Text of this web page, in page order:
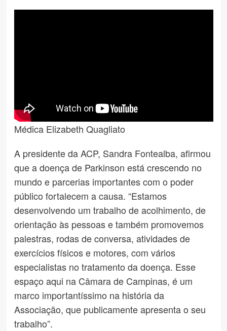
Médica Elizabeth Quagliato
A presidente da ACP, Sandra Fontealba, afirmou
que a doença de Parkinson está crescendo no
mundo e parcerias importantes com o poder
público fortalecem a causa. “Estamos
desenvolvendo um trabalho de acolhimento, de
orientação às pessoas e também promovemos
palestras, rodas de conversa, atividades de
exercícios físicos e motores, com vários
especialistas no tratamento da doença. Esse
espaço aqui na Câmara de Campinas, é um
marco importantíssimo na história da
Associação, que publicamente apresenta o seu
trabalho”.